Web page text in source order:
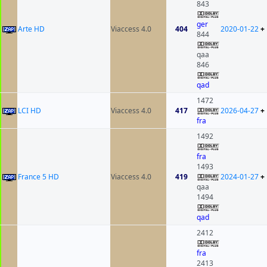
Arte HD Viaccess 4.0 404
843
ger
844
qaa
846
qad
2020-01-22+
LCI HD Viaccess 4.0 417
1472
fra
2026-04-27+
France 5 HD Viaccess 4.0 419
1492
fra
1493
qaa
1494
qad
2024-01-27+
2412
fra
2413